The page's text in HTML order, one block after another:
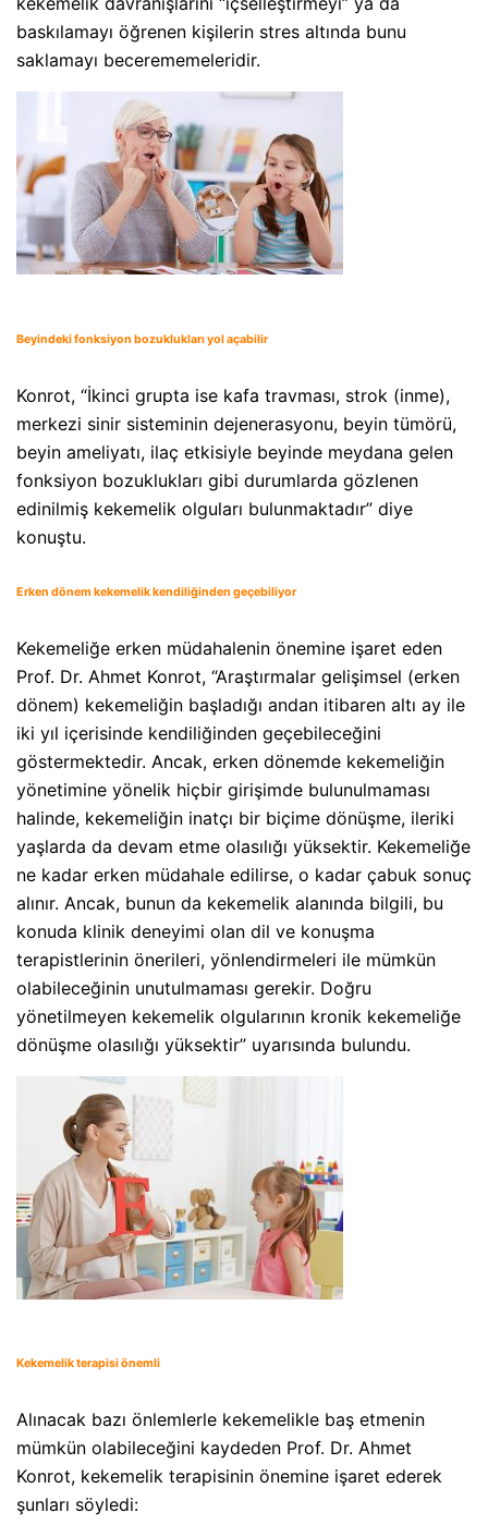
baskılamayı öğrenen kişilerin stres altında bunu
saklamayı becerememeleridir.
Beyindeki fonksiyon bozuklukları yol açabilir
Konrot, “İkinci grupta ise kafa travması, strok (inme),
merkezi sinir sisteminin dejenerasyonu, beyin tümörü,
beyin ameliyatı, ilaç etkisiyle beyinde meydana gelen
fonksiyon bozuklukları gibi durumlarda gözlenen
edinilmiş kekemelik olguları bulunmaktadır” diye
konuştu.
Erken dönem kekemelik kendiliğinden geçebiliyor
Kekemeliğe erken müdahalenin önemine işaret eden
Prof. Dr. Ahmet Konrot, “Araştırmalar gelişimsel (erken
dönem) kekemeliğin başladığı andan itibaren altı ay ile
iki yıl içerisinde kendiliğinden geçebileceğini
göstermektedir. Ancak, erken dönemde kekemeliğin
yönetimine yönelik hiçbir girişimde bulunulmaması
halinde, kekemeliğin inatçı bir biçime dönüşme, ileriki
yaşlarda da devam etme olasılığı yüksektir. Kekemeliğe
ne kadar erken müdahale edilirse, o kadar çabuk sonuç
alınır. Ancak, bunun da kekemelik alanında bilgili, bu
konuda klinik deneyimi olan dil ve konuşma
terapistlerinin önerileri, yönlendirmeleri ile mümkün
olabileceğinin unutulmaması gerekir. Doğru
yönetilmeyen kekemelik olgularının kronik kekemeliğe
dönüşme olasılığı yüksektir” uyarısında bulundu.
Kekemelik terapisi önemli
Alınacak bazı önlemlerle kekemelikle baş etmenin
mümkün olabileceğini kaydeden Prof. Dr. Ahmet
Konrot, kekemelik terapisinin önemine işaret ederek
şunları söyledi: